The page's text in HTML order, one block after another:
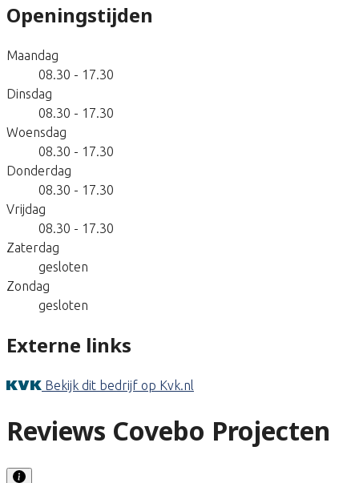
Openingstijden
Maandag
08.30 - 17.30
Dinsdag
08.30 - 17.30
Woensdag
08.30 - 17.30
Donderdag
08.30 - 17.30
Vrijdag
08.30 - 17.30
Zaterdag
gesloten
Zondag
gesloten
Externe links
Bekijk dit bedrijf op Kvk.nl
Reviews Covebo Projecten